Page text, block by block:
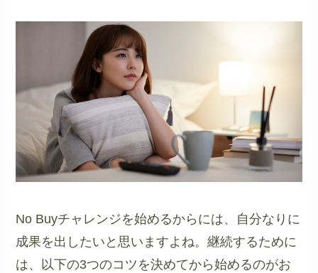
No Buyチャレンジを始めるからには、自分なりに
成果を出したいと思いますよね。継続するために
は、以下の3つのコツを決めてから始めるのがお